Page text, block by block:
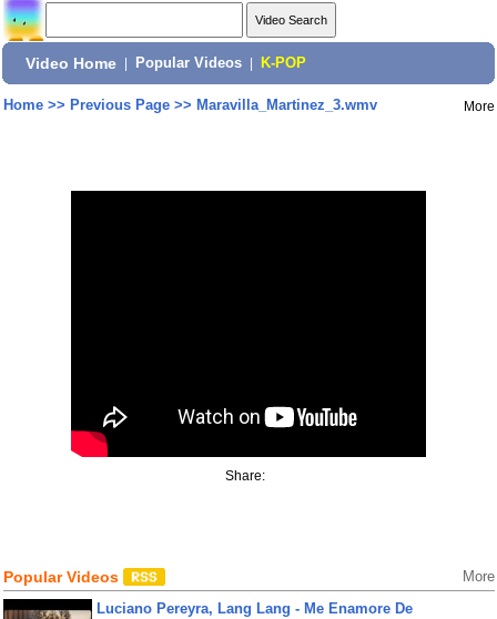
Video Home Popular Videos K-POP
Home>> Previous Page>> Maravilla_Martinez_3.wmv More
Share:
Popular Videos More
Luciano Pereyra, Lang Lang - Me Enamore De